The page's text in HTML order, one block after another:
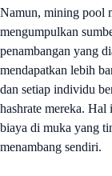
Namun, mining pool
mengumpulkan
penambangan yang
mendapatkan lebih
dan setiap individu
hashrate mereka.
biaya di muka yang
menambang sendiri.